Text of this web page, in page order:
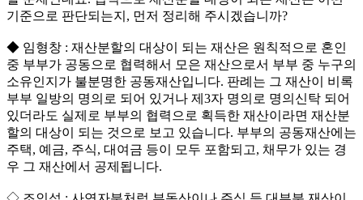
기준으로 판단되는지, 먼저 정리해 주시겠습니까?
◆ 임형창 : 재산분할의 대상이 되는 재산은 원칙적으로 혼인
중 부부가 공동으로 협력해서 모은 재산으로서 부부 중 누구의
소유인지가 불분명한 공동재산입니다. 판례는 그 재산이 비록
부부 일방의 명의로 되어 있거나 제3자 명의로 명의신탁 되어
있더라도 실제로 부부의 협력으로 획득한 재산이라면 재산분
할의 대상이 되는 것으로 보고 있습니다. 부부의 공동재산에는
주택, 예금, 주식, 대여금 등이 모두 포함되고, 채무가 있는 경
우 그 재산에서 공제됩니다.